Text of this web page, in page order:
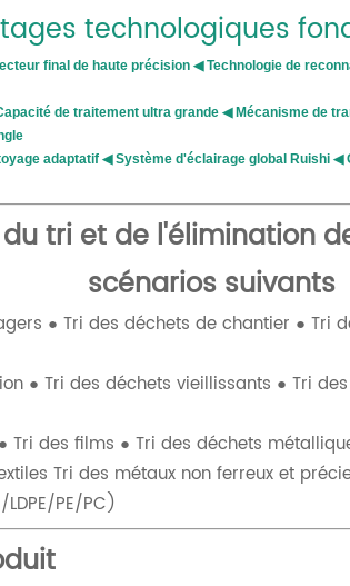
technologiques
final de haute précision ◀ Technologie de
de traitement ultra grande ◀ Mécanisme de
adaptatif ◀ Système d'éclairage global Ruishi ◀
tri et de l'élimination
scénarios suivants
● Tri des déchets de chantier ● Tri
● Tri des déchets vieillissants ● Tri
Tri des films ● Tri des déchets
Tri des métaux non ferreux et
PE/PC)